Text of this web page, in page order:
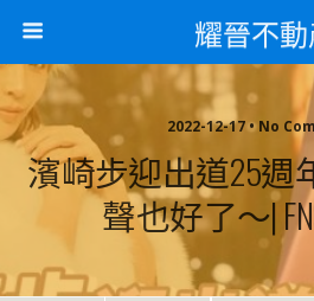
耀晉不
2022-12-17 • No
濱崎步迎出道25週
聲也好了～|